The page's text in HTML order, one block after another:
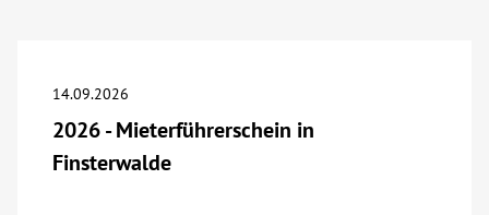
Begegnung
14.09.2026
2026 - Mieterführerschein in
Finsterwalde